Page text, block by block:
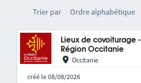
Trier par Ordre alphabétique
Lieux de covoiturage -
Région Occitanie
Occitanie
créé le 08/08/2026